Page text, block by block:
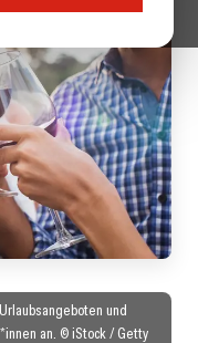
und
an. © iStock / Getty